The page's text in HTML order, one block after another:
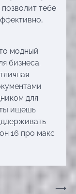
тебе
модный
бизнеса.
для
ищешь
16 про макс
⟶